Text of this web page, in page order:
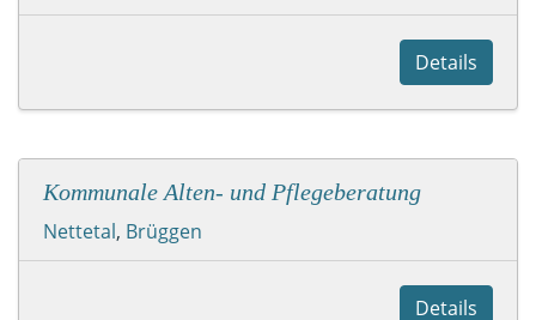
Details
Kommunale Alten- und Pflegeberatung
Nettetal, Brüggen
Details